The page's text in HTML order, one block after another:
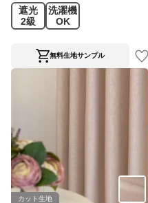
遮光
2級
洗濯機
OK
無料生地サンプル
カット生地